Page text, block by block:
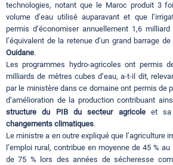
technologies, notant que le Maroc produit 3
volume d’eau utilisé auparavant et que
permis d’économiser annuellement 1,6
l’équivalent de la retenue d’un grand barrage
Ouidane.
Les programmes hydro-agricoles ont permis
milliards de mètres cubes d’eau, a-t-il dit,
par le ministère dans ce domaine ont permis de
d’amélioration de la production contribuant
structure du PIB du secteur agricoleet sa
changements climatiques.
Le ministre a en outre expliqué que l’agriculture
l’emploi rural, contribue en moyenne de 45 % au
de 75 % lors des années de sécheresse